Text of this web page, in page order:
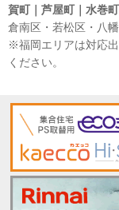
賀町｜芦屋町｜水巻
倉南区・若松区・八
※福岡エリアは対応出
ください。